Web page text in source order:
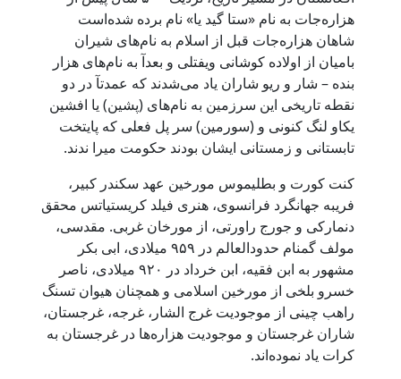
هزاره‌جات به نام «ستا گید یا» نام برده شده‌است
شاهان هزاره‌جات قبل از اسلام به نام‌های شیران
بامیان از اولاده کوشانی ویفتلی و بعدآ به نام‌های هزار
بنده – شار و ریو شاران یاد می‌شدند که عمدتآ در دو
نقطه تاریخی این سرزمین به نام‌های (پشین) یا افشین
یکاو لنگ کنونی و (سورمین) سر پل فعلی که پایتخت
تابستانی و زمستانی ایشان بودند حکومت میرا ندند.
کنت کورت و بطلیموس مورخین عهد سکندر کبیر،
فریبه جهانگرد فرانسوی، هنری فیلد کریستیاتس محقق
دنمارکی و جورج راورتی، از مورخان غربی. مقدسی،
مولف گمنام حدودالعالم در ۹۵۹ میلادی، ابی بکر
مشهور به ابن فقیه، ابن خرداد در ۹۲۰ میلادی، ناصر
خسرو بلخی از مورخین اسلامی و همچنان هیوان تسنگ
راهب چینی از موجودیت غرج الشار، غرجه، غرجستان،
شاران غرجستان و موجودیت هزاره‌ها در غرجستان به
کرات یاد نموده‌اند.